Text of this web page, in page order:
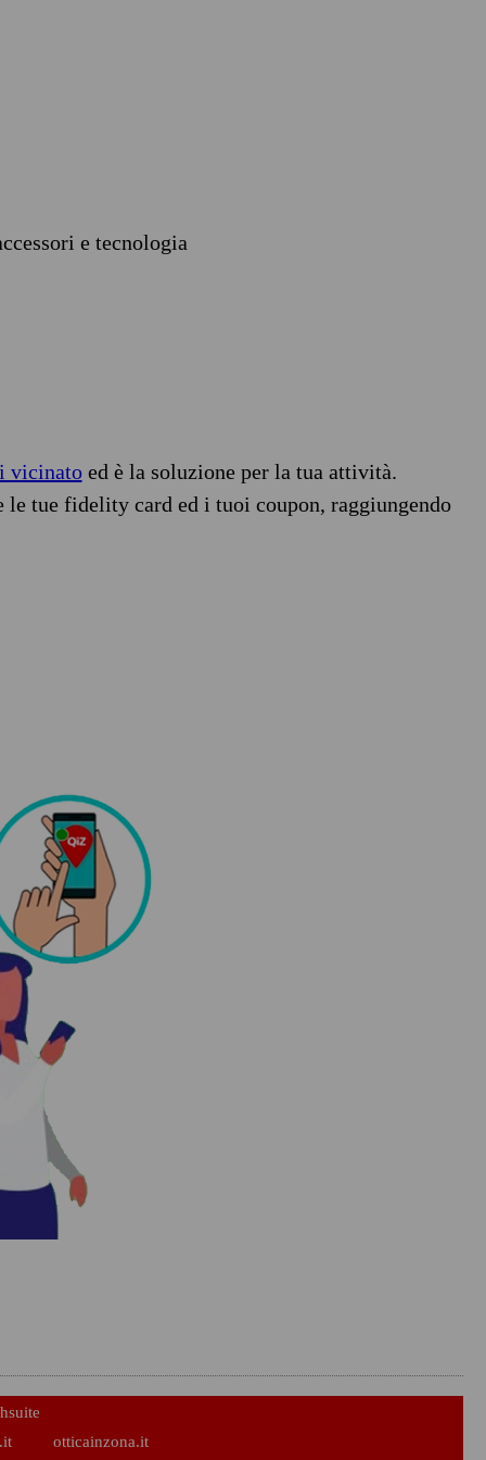
e tecnologia
vicinatoed è la soluzione per la tua attività.
tue fidelity card ed i tuoi coupon, raggiungendo
otticainzona.it